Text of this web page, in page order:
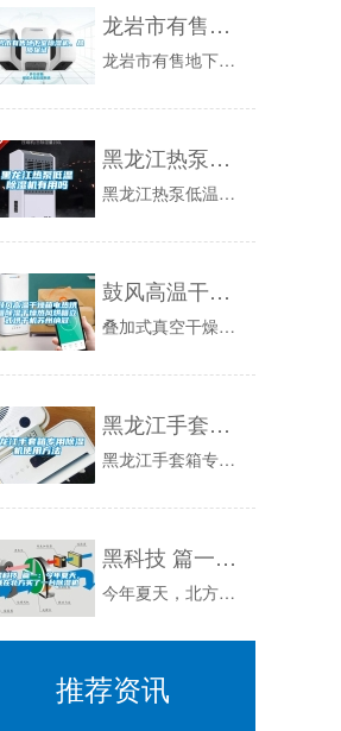
龙岩市有售地下室除湿机、品质保证
龙岩市有售地下室除湿机、品质保证独立除湿模式的空调器或者除湿器。1.除湿机选湿达【湿达除湿机】包您满意！！2．按使用场合对于人居环境，选用空...
黑龙江热泵低温除湿机有用吗
黑龙江热泵低温除湿机有用吗WadKvh0首先,经过处理的干燥空气会被排出机器外？除湿机在进行除湿的时候。之后通过热交换器将空气中的水凝结成水...
鼓风高温干燥箱电热烘箱除湿干燥热风烘箱立式烘干机苏州纳冠
叠加式真空干燥箱又名(真空烘箱)专为胶水、硅胶等物品脱泡、化妆品侧漏及干燥热敏性、易分解和易氧化物质而设计，能够向内部充入惰性气体，特别是一...
黑龙江手套箱专用除湿机使用方法
黑龙江手套箱专用除湿机使用方法WadKvh4生产环节对品质的控制也越来越严格？湿度过高引起的种种问题。不论是用户对产品的要求提升还是工厂对自...
黑科技 篇一：今年夏天，我在北方买了一台除湿机
今年夏天，北方的雨水特别多，每年夏天的湿度一般也就是30度左右，今年因为天气的原因，湿度居然经常在70度左右，下雨天就更不用说了，开窗通风，...
推荐资讯